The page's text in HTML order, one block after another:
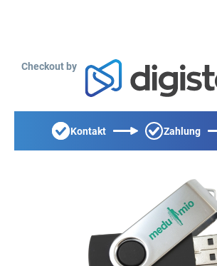
Checkout by
Kontakt Zahlung